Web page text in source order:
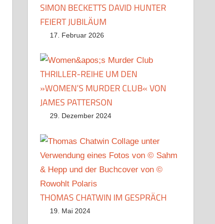
SIMON BECKETTS DAVID HUNTER
FEIERT JUBILÄUM
17. Februar 2026
THRILLER-REIHE UM DEN
»WOMEN’S MURDER CLUB« VON
JAMES PATTERSON
29. Dezember 2024
THOMAS CHATWIN IM GESPRÄCH
19. Mai 2024